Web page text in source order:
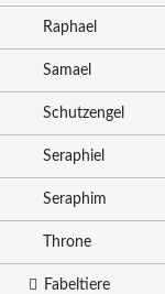
Raphael
Samael
Schutzengel
Seraphiel
Seraphim
Throne
Fabeltiere